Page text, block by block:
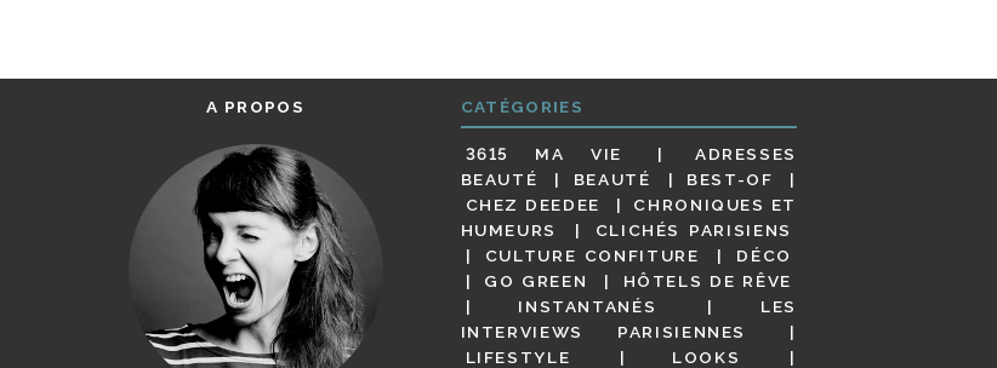
A PROPOS CATÉGORIES
3615 MA VIE
ADRESSES
BEAUTÉ
BEAUTÉ
BEST-OF
CHEZ DEEDEE
CHRONIQUES ET
HUMEURS
CLICHÉS PARISIENS
CULTURE CONFITURE
DÉCO
GO GREEN
HÔTELS DE RÊVE
INSTANTANÉS
LES
INTERVIEWS PARISIENNES
LIFESTYLE
LOOKS